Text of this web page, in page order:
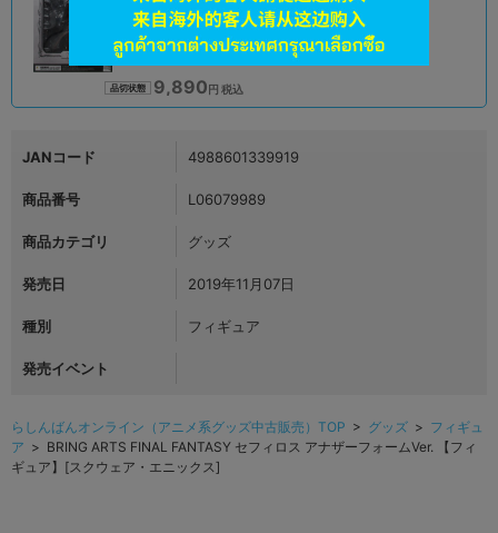
オンライン
品切状態 9,890円 税込
JANコード 4988601339919
商品番号 L06079989
商品カテゴリ グッズ
発売日 2019年11月07日
種別 フィギュア
発売イベント
らしんばんオンライン（アニメ系グッズ中古販売）TOP > グッズ > フィギュ
ア > BRING ARTS FINAL FANTASY セフィロス アナザーフォームVer. 【フィ
ギュア】[スクウェア・エニックス]